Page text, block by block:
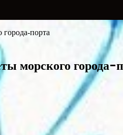
города-порта
морского города-